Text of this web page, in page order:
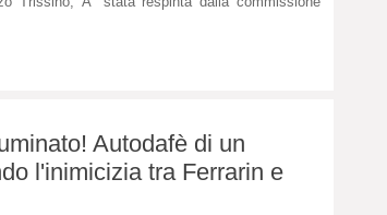
Autodafè di un
l'inimicizia tra Ferrarin e